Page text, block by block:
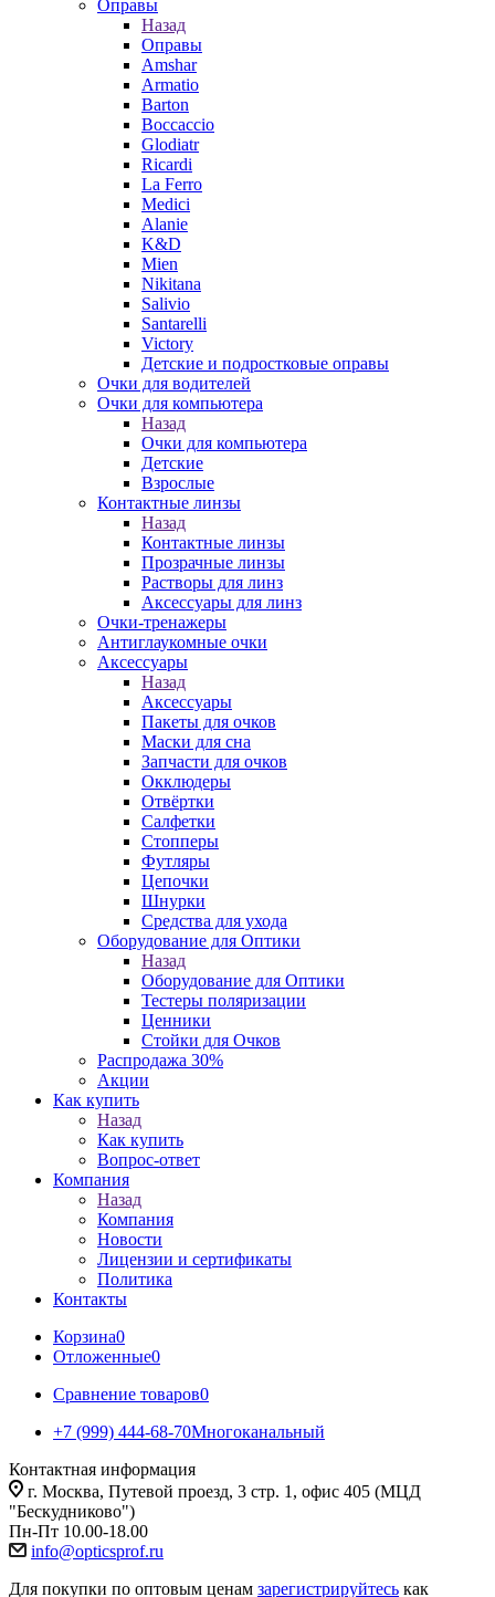
Оправы
Назад
Оправы
Amshar
Armatio
Barton
Boccaccio
Glodiatr
Ricardi
La Ferro
Medici
Alanie
K&D
Mien
Nikitana
Salivio
Santarelli
Victory
Детские и подростковые оправы
Очки для водителей
Очки для компьютера
Назад
Очки для компьютера
Детские
Взрослые
Контактные линзы
Назад
Контактные линзы
Прозрачные линзы
Растворы для линз
Аксессуары для линз
Очки-тренажеры
Антиглаукомные очки
Аксессуары
Назад
Аксессуары
Пакеты для очков
Маски для сна
Запчасти для очков
Окклюдеры
Отвёртки
Салфетки
Стопперы
Футляры
Цепочки
Шнурки
Средства для ухода
Оборудование для Оптики
Назад
Оборудование для Оптики
Тестеры поляризации
Ценники
Стойки для Очков
Распродажа 30%
Акции
Как купить
Назад
Как купить
Вопрос-ответ
Компания
Назад
Компания
Новости
Лицензии и сертификаты
Политика
Контакты
Корзина0
Отложенные0
Сравнение товаров0
+7 (999) 444-68-70Многоканальный
Контактная информация
г. Москва, Путевой проезд, 3 стр. 1, офис 405 (МЦД
"Бескудниково")
Пн-Пт 10.00-18.00
info@opticsprof.ru
Для покупки по оптовым ценам зарегистрируйтесь как